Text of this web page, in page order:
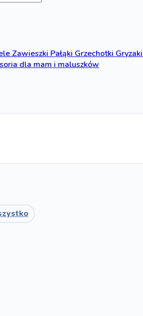
ZawieszkiPałąkiGrzechotkiGryzaki
dla mam i maluszków